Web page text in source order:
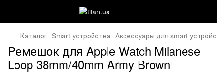
Каталог Smart устройства Аксессуары для smart
Pемешок для Apple Watch Milanese
Loop 38mm/40mm Army Brown